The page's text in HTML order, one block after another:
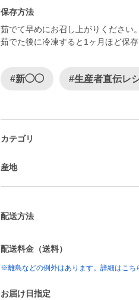
保存方法
茹でて早めにお召し上がりください。
茹でた後に冷凍すると1ヶ月ほど保存
#新◯◯ #生産者直伝レ
カテゴリ
産地
配送方法
配送料金（送料）
※離島などの例外はあります。詳細はこち
お届け日指定